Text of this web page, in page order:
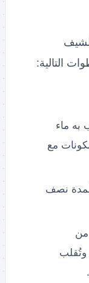
التالية:
به ماء
مع
نصف
من
وتُقلب